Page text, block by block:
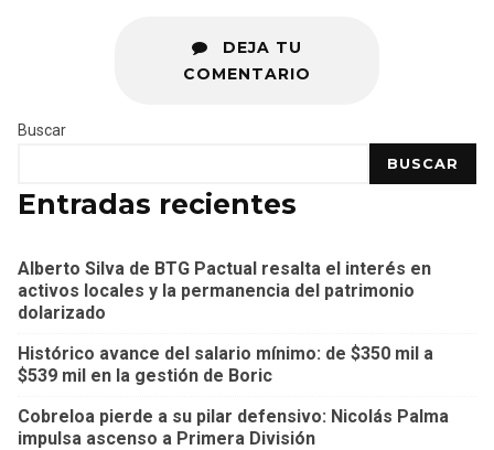
DEJA TU
COMENTARIO
Buscar
BUSCAR
Entradas recientes
Alberto Silva de BTG Pactual resalta el interés en
activos locales y la permanencia del patrimonio
dolarizado
Histórico avance del salario mínimo: de $350 mil a
$539 mil en la gestión de Boric
Cobreloa pierde a su pilar defensivo: Nicolás Palma
impulsa ascenso a Primera División